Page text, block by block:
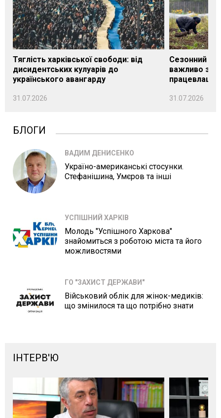
Тяглість харківської свободи: від
дисидентських кулуарів до
українського авангарду
31.07.2026
Сезонний
важливо
31.07.2026
БЛОГИ
ВАДИМ ДЕНИСЕНКО
Україно-американські стосунки.
Стефанішина, Умєров та інші
УСПІШНИЙ ХАРКІВ
Молодь "Успішного Харкова"
знайомиться з роботою міста та його
можливостями
ГО "ЗАХИСТ ДЕРЖАВИ"
Військовий облік для жінок-медиків:
що змінилося та що потрібно знати
ІНТЕРВ'Ю